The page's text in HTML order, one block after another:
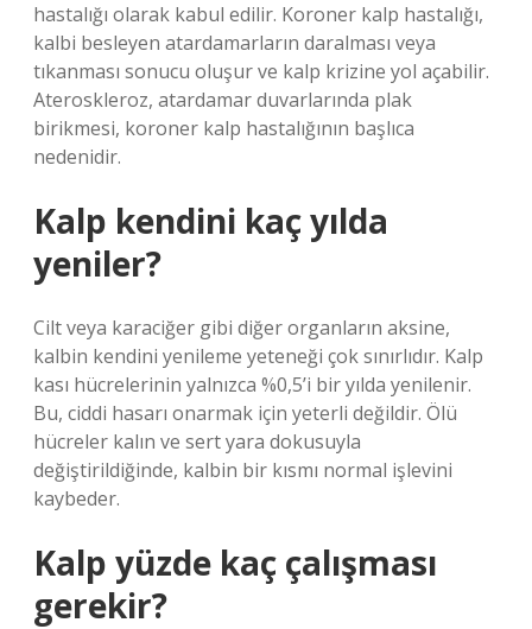
hastalığı olarak kabul edilir. Koroner kalp hastalığı,
kalbi besleyen atardamarların daralması veya
tıkanması sonucu oluşur ve kalp krizine yol açabilir.
Ateroskleroz, atardamar duvarlarında plak
birikmesi, koroner kalp hastalığının başlıca
nedenidir.
Kalp kendini kaç yılda
yeniler?
Cilt veya karaciğer gibi diğer organların aksine,
kalbin kendini yenileme yeteneği çok sınırlıdır. Kalp
kası hücrelerinin yalnızca %0,5’i bir yılda yenilenir.
Bu, ciddi hasarı onarmak için yeterli değildir. Ölü
hücreler kalın ve sert yara dokusuyla
değiştirildiğinde, kalbin bir kısmı normal işlevini
kaybeder.
Kalp yüzde kaç çalışması
gerekir?